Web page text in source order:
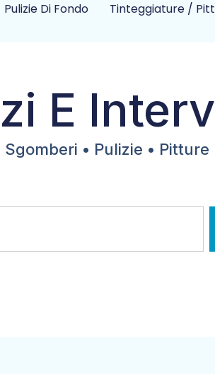
Pulizie Di Fondo
Tinteggiature /
E
Sgomberi • Pulizie • Pitture